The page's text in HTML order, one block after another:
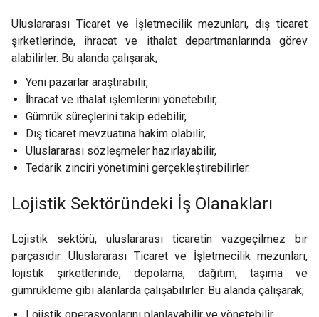
Uluslararası Ticaret ve İşletmecilik mezunları, dış ticaret
şirketlerinde, ihracat ve ithalat departmanlarında görev
alabilirler. Bu alanda çalışarak;
Yeni pazarlar araştırabilir,
İhracat ve ithalat işlemlerini yönetebilir,
Gümrük süreçlerini takip edebilir,
Dış ticaret mevzuatına hakim olabilir,
Uluslararası sözleşmeler hazırlayabilir,
Tedarik zinciri yönetimini gerçekleştirebilirler.
Lojistik Sektöründeki İş Olanakları
Lojistik sektörü, uluslararası ticaretin vazgeçilmez bir
parçasıdır. Uluslararası Ticaret ve İşletmecilik mezunları,
lojistik şirketlerinde, depolama, dağıtım, taşıma ve
gümrükleme gibi alanlarda çalışabilirler. Bu alanda çalışarak;